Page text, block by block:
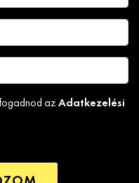
az Adatkezelési